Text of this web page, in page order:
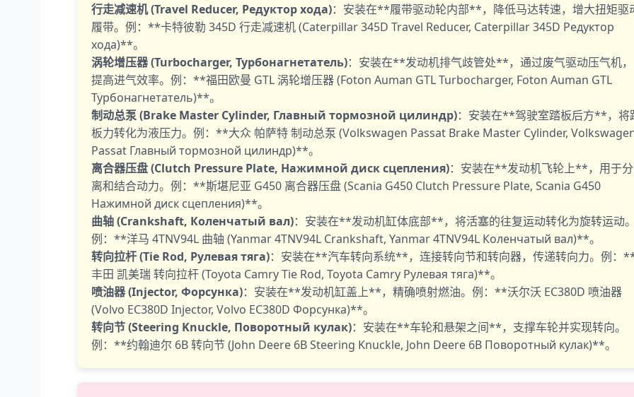
行走减速机 (Travel Reducer, Редуктор хода)：安装在**履带驱动轮内部**，降低马达转速，增大扭矩驱
履带。例：**卡特彼勒 345D 行走减速机 (Caterpillar 345D Travel Reducer, Caterpillar 345D Редуктор
хода)**。
涡轮增压器 (Turbocharger, Турбонагнетатель)：安装在**发动机排气歧管处**，通过废气驱动压气机，
提高进气效率。例：**福田欧曼 GTL 涡轮增压器 (Foton Auman GTL Turbocharger, Foton Auman GTL
Турбонагнетатель)**。
制动总泵 (Brake Master Cylinder, Главный тормозной цилиндр)：安装在**驾驶室踏板后方**，将
板力转化为液压力。例：**大众 帕萨特 制动总泵 (Volkswagen Passat Brake Master Cylinder,
Passat Главный тормозной цилиндр)**。
离合器压盘 (Clutch Pressure Plate, Нажимной диск сцепления)：安装在**发动机飞轮上**，用于分
离和结合动力。例：**斯堪尼亚 G450 离合器压盘 (Scania G450 Clutch Pressure Plate, Scania G450
Нажимной диск сцепления)**。
曲轴 (Crankshaft, Коленчатый вал)：安装在**发动机缸体底部**，将活塞的往复运动转化为旋转运动
例：**洋马 4TNV94L 曲轴 (Yanmar 4TNV94L Crankshaft, Yanmar 4TNV94L Коленчатый вал)**。
转向拉杆 (Tie Rod, Рулевая тяга)：安装在**汽车转向系统**，连接转向节和转向器，传递转向力。例：
丰田 凯美瑞 转向拉杆 (Toyota Camry Tie Rod, Toyota Camry Рулевая тяга)**。
喷油器 (Injector, Форсунка)：安装在**发动机缸盖上**，精确喷射燃油。例：**沃尔沃 EC380D 喷油器
(Volvo EC380D Injector, Volvo EC380D Форсунка)**。
转向节 (Steering Knuckle, Поворотный кулак)：安装在**车轮和悬架之间**，支撑车轮并实现转向。
例：**约翰迪尔 6B 转向节 (John Deere 6B Steering Knuckle, John Deere 6B Поворотный кулак)**。